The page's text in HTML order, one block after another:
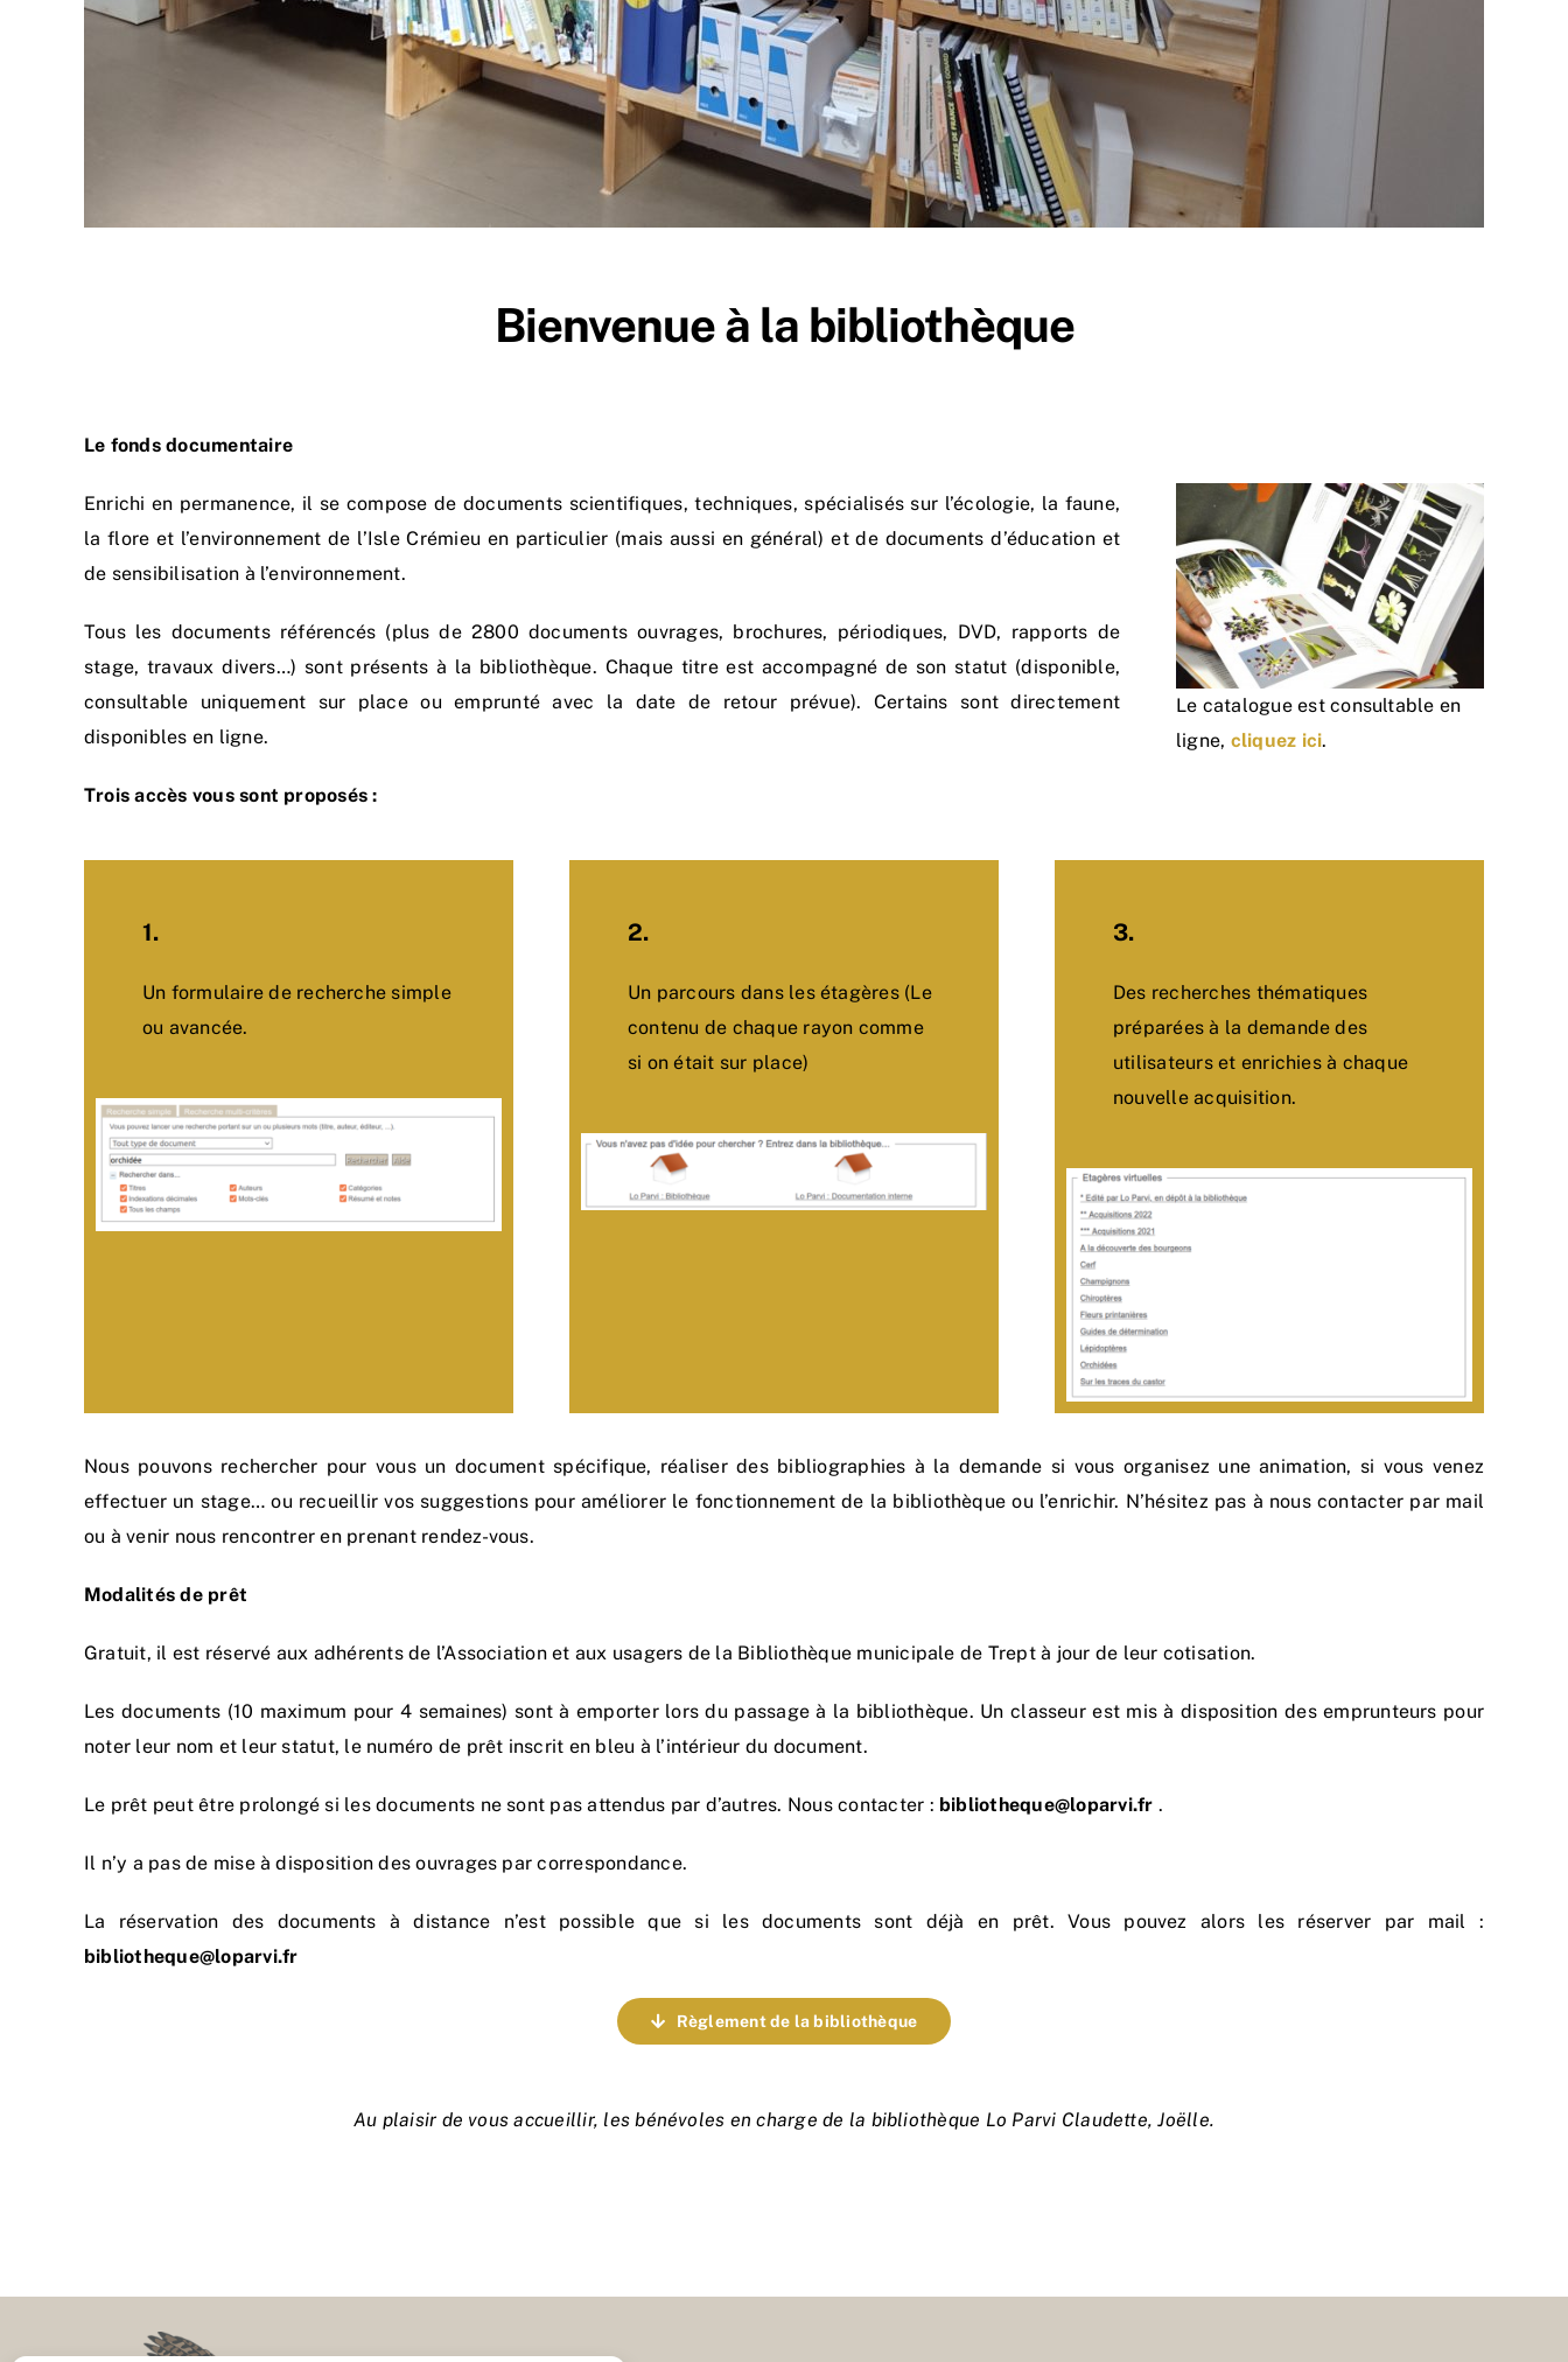
Bienvenue à la bibliothèque
Le fonds documentaire
Enrichi en permanence, il se compose de documents scientifiques, techniques, spécialisés sur l’écologie, la faune,
la flore et l’environnement de l’Isle Crémieu en particulier (mais aussi en général) et de documents d’éducation et
de sensibilisation à l’environnement.
Tous les documents référencés (plus de 2800 documents ouvrages, brochures, périodiques, DVD, rapports de
stage, travaux divers…) sont présents à la bibliothèque. Chaque titre est accompagné de son statut (disponible,
consultable uniquement sur place ou emprunté avec la date de retour prévue). Certains sont directement
disponibles en ligne.
Trois accès vous sont proposés :
Le catalogue est consultable en
ligne, cliquez ici.
1.
Un formulaire de recherche simple
ou avancée.
2.
Un parcours dans les étagères (Le
contenu de chaque rayon comme
si on était sur place)
3.
Des recherches thématiques
préparées à la demande des
utilisateurs et enrichies à chaque
nouvelle acquisition.
Nous pouvons rechercher pour vous un document spécifique, réaliser des bibliographies à la demande si vous organisez une animation, si vous venez
effectuer un stage… ou recueillir vos suggestions pour améliorer le fonctionnement de la bibliothèque ou l’enrichir. N’hésitez pas à nous contacter par mail
ou à venir nous rencontrer en prenant rendez-vous.
Modalités de prêt
Gratuit, il est réservé aux adhérents de l’Association et aux usagers de la Bibliothèque municipale de Trept à jour de leur cotisation.
Les documents (10 maximum pour 4 semaines) sont à emporter lors du passage à la bibliothèque. Un classeur est mis à disposition des emprunteurs pour
noter leur nom et leur statut, le numéro de prêt inscrit en bleu à l’intérieur du document.
Le prêt peut être prolongé si les documents ne sont pas attendus par d’autres. Nous contacter : bibliotheque@loparvi.fr .
Il n’y a pas de mise à disposition des ouvrages par correspondance.
La réservation des documents à distance n’est possible que si les documents sont déjà en prêt. Vous pouvez alors les réserver par mail :
bibliotheque@loparvi.fr
Règlement de la bibliothèque
Au plaisir de vous accueillir, les bénévoles en charge de la bibliothèque Lo Parvi Claudette, Joëlle.